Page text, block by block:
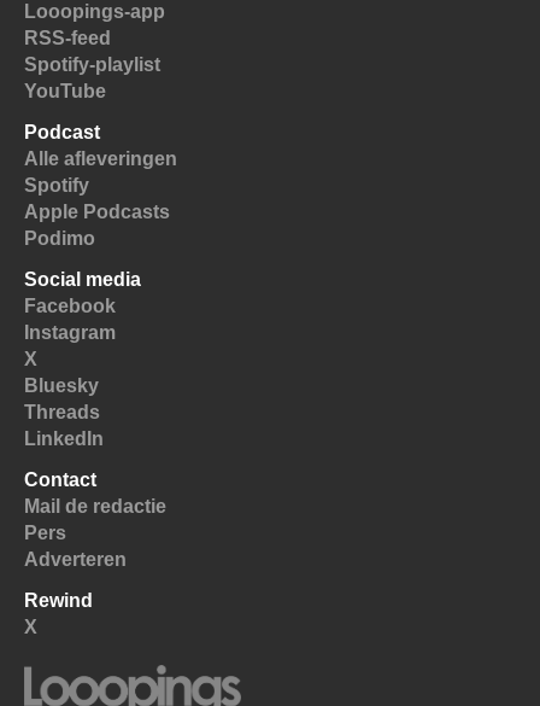
Looopings-app
RSS-feed
Spotify-playlist
YouTube
Podcast
Alle afleveringen
Spotify
Apple Podcasts
Podimo
Social media
Facebook
Instagram
X
Bluesky
Threads
LinkedIn
Contact
Mail de redactie
Pers
Adverteren
Rewind
X